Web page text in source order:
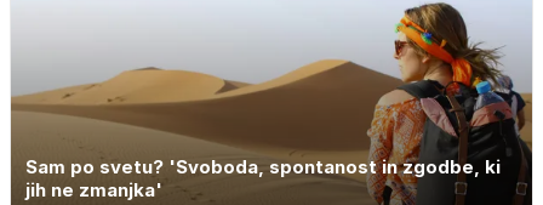
Sam po svetu? 'Svoboda, spontanost in zgodbe, ki
jih ne zmanjka'